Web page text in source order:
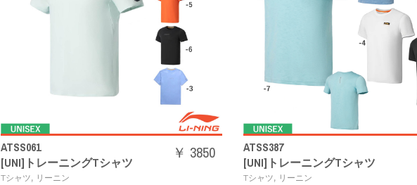
ATSS061
[UNI]トレーニングTシャツ
Tシャツ, リーニン
￥ 3850
ATSS387
[UNI]トレーニングTシャツ
Tシャツ, リーニン